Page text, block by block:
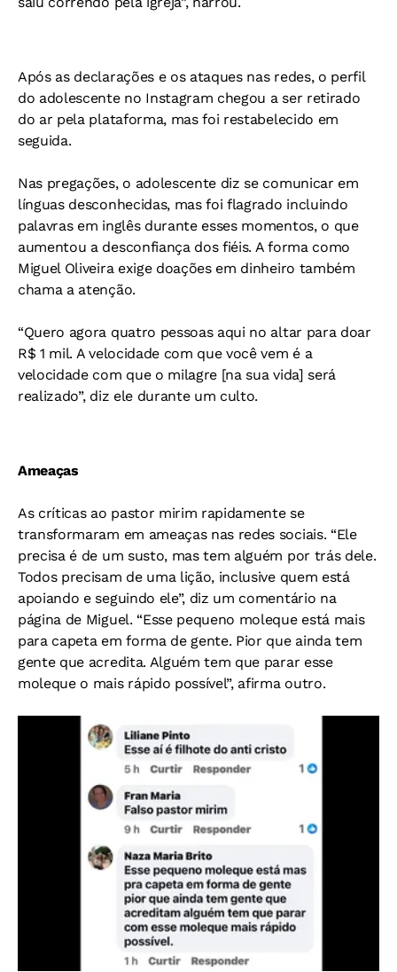
Após as declarações e os ataques nas redes, o perfil
do adolescente no Instagram chegou a ser retirado
do ar pela plataforma, mas foi restabelecido em
seguida.
Nas pregações, o adolescente diz se comunicar em
línguas desconhecidas, mas foi flagrado incluindo
palavras em inglês durante esses momentos, o que
aumentou a desconfiança dos fiéis. A forma como
Miguel Oliveira exige doações em dinheiro também
chama a atenção.
“Quero agora quatro pessoas aqui no altar para doar
R$ 1 mil. A velocidade com que você vem é a
velocidade com que o milagre [na sua vida] será
realizado”, diz ele durante um culto.
Ameaças
As críticas ao pastor mirim rapidamente se
transformaram em ameaças nas redes sociais. “Ele
precisa é de um susto, mas tem alguém por trás dele.
Todos precisam de uma lição, inclusive quem está
apoiando e seguindo ele”, diz um comentário na
página de Miguel. “Esse pequeno moleque está mais
para capeta em forma de gente. Pior que ainda tem
gente que acredita. Alguém tem que parar esse
moleque o mais rápido possível”, afirma outro.